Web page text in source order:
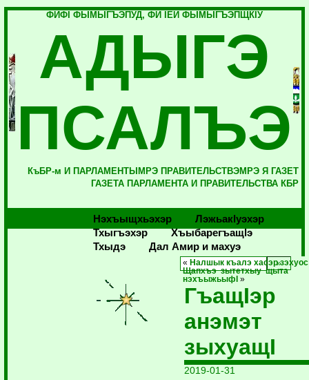
ФИФI ФЫМЫГЪЭПУД, ФИ IЕЙ ФЫМЫГЪЭПЩКIУ
АДЫГЭ
ПСАЛЪЭ
КъБР-м И ПАРЛАМЕНТЫМРЭ ПРАВИТЕЛЬСТВЭМРЭ Я ГАЗЕТ
ГАЗЕТА ПАРЛАМЕНТА И ПРАВИТЕЛЬСТВА КБР
Нэхъыщхьэхэр
Лэжьакlуэхэр
Тхыгъэхэр
Хъыбарегъащlэ
Тхыдэ
Дал Амир и махуэ
« Налшык къалэ хасэр зэхуос
Щапхъэ зытетхыу щыта
нэхъыжьыфI »
ГъащIэр
анэмэт
зыхуащI
2019-01-31